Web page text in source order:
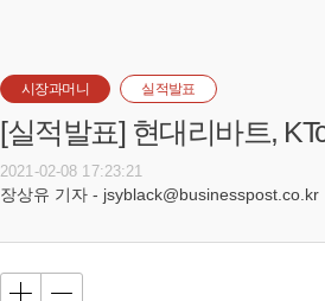
시장과머니 실적발표
[실적발표] 현대리바트,
2021-02-08 17:23:21
장상유 기자 - jsyblack@businesspost.co.kr